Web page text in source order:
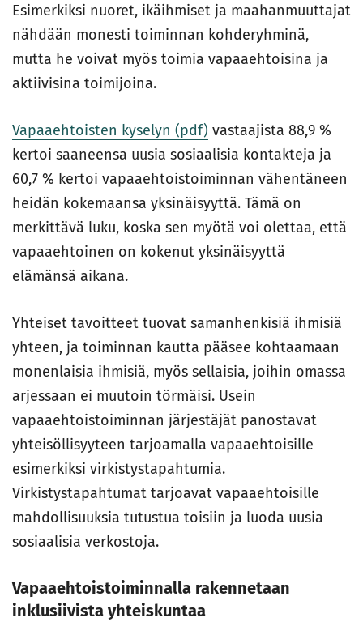
Esimerkiksi nuoret, ikäihmiset ja maahanmuuttajat
nähdään monesti toiminnan kohderyhminä,
mutta he voivat myös toimia vapaaehtoisina ja
aktiivisina toimijoina.
Vapaaehtoisten kyselyn (pdf) vastaajista 88,9 %
kertoi saaneensa uusia sosiaalisia kontakteja ja
60,7 % kertoi vapaaehtoistoiminnan vähentäneen
heidän kokemaansa yksinäisyyttä. Tämä on
merkittävä luku, koska sen myötä voi olettaa, että
vapaaehtoinen on kokenut yksinäisyyttä
elämänsä aikana.
Yhteiset tavoitteet tuovat samanhenkisiä ihmisiä
yhteen, ja toiminnan kautta pääsee kohtaamaan
monenlaisia ihmisiä, myös sellaisia, joihin omassa
arjessaan ei muutoin törmäisi. Usein
vapaaehtoistoiminnan järjestäjät panostavat
yhteisöllisyyteen tarjoamalla vapaaehtoisille
esimerkiksi virkistystapahtumia.
Virkistystapahtumat tarjoavat vapaaehtoisille
mahdollisuuksia tutustua toisiin ja luoda uusia
sosiaalisia verkostoja.
Vapaaehtoistoiminnalla rakennetaan
inklusiivista yhteiskuntaa